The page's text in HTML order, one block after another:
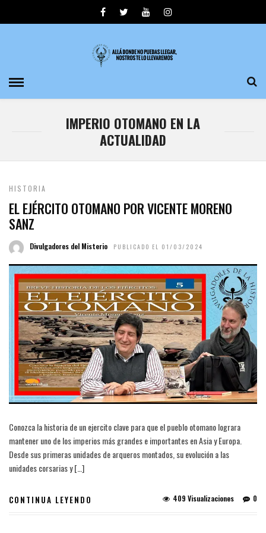
IMPERIO OTOMANO EN LA
ACTUALIDAD
HISTORIA
EL EJÉRCITO OTOMANO POR VICENTE MORENO
SANZ
Divulgadores del Misterio PUBLICADO EL 01/03/2024
Conozca la historia de un ejercito clave para que el pueblo otomano lograra
mantener uno de los imperios más grandes e importantes en Asia y Europa.
Desde sus primeras unidades de arqueros montados, su evolución a las
unidades corsarias y […]
CONTINUA LEYENDO 0
409 Visualizaciones